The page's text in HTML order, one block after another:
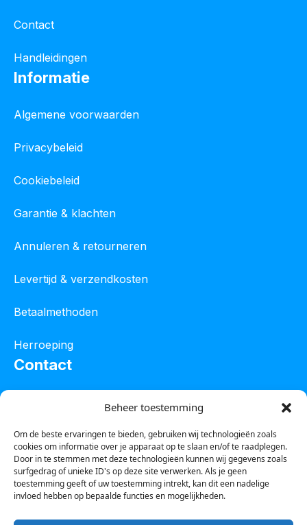
Beheer toestemming
Om de beste ervaringen te bieden, gebruiken wij technologieën zoals
cookies om informatie over je apparaat op te slaan en/of te raadplegen.
Door in te stemmen met deze technologieën kunnen wij gegevens zoals
surfgedrag of unieke ID's op deze site verwerken. Als je geen
toestemming geeft of uw toestemming intrekt, kan dit een nadelige
invloed hebben op bepaalde functies en mogelijkheden.
Contact
Handleidingen
Informatie
Algemene voorwaarden
Privacybeleid
Cookiebeleid
Garantie & klachten
Annuleren & retourneren
Levertijd & verzendkosten
Betaalmethoden
Herroeping
Contact
Tel :0850601800
Whatsapp : 0623388306